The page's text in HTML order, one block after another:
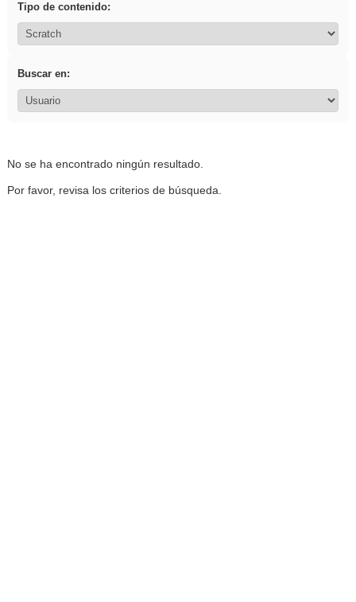
Tipo de contenido:
Buscar en:
No se ha encontrado ningún resultado.
Por favor, revisa los criterios de búsqueda.